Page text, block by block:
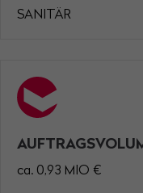
adipiscing elit.
dis parturient
Donec quam felis,
SANITÄR
ca. 0,93 MIO €